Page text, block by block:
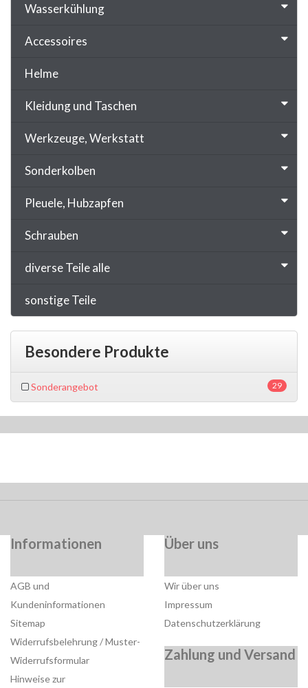
Wasserkühlung
Accessoires
Helme
Kleidung und Taschen
Werkzeuge, Werkstatt
Sonderkolben
Pleuele, Hubzapfen
Schrauben
diverse Teile alle
sonstige Teile
Besondere Produkte
29
Sonderangebot
Informationen
AGB und
Kundeninformationen
Sitemap
Widerrufsbelehrung / Muster-
Widerrufsformular
Hinweise zur
Über uns
Wir über uns
Impressum
Datenschutzerklärung
Zahlung und Versand